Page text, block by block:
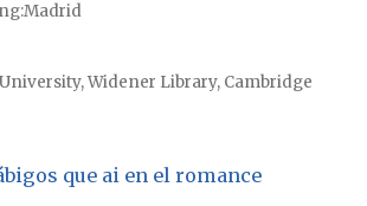
Madrid
Widener Library, Cambridge
que ai en el romance